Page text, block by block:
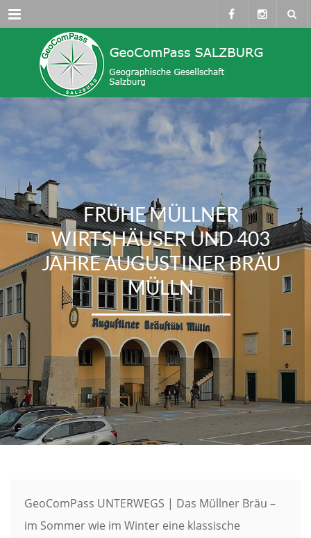
Menü
FRÜHE MÜLLNER
WIRTSHÄUSER UND 403
JAHRE AUGUSTINER BRÄU
MÜLLN
GeoComPass UNTERWEGS | Das Müllner Bräu –
im Sommer wie im Winter eine klassische